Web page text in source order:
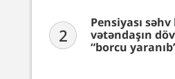
2
Pensiyası
vətəndaşın
“borcu